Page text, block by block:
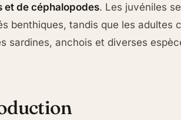
et de céphalopodes. Les juvéniles
benthiques, tandis que les adultes
sardines, anchois et diverses